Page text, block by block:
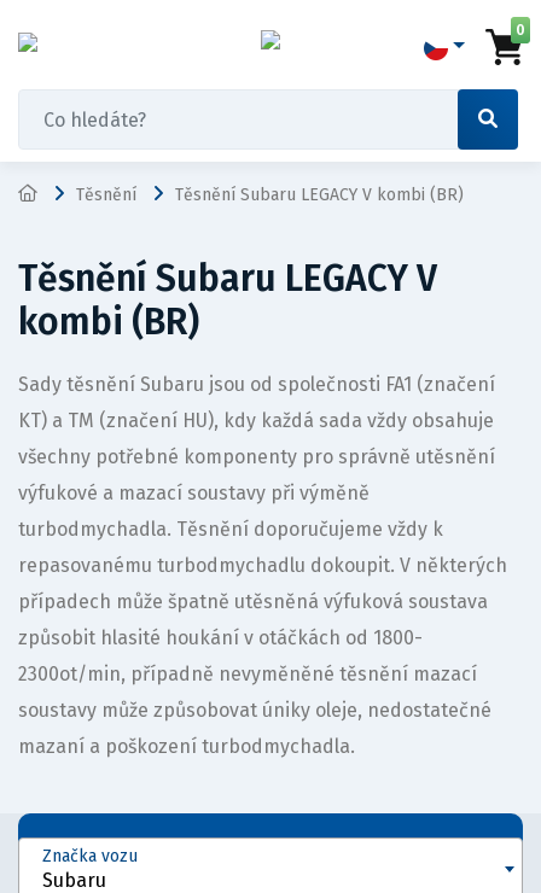
0
Těsnění Těsnění Subaru LEGACY V kombi (BR)
Těsnění Subaru LEGACY V
kombi (BR)
Sady těsnění Subaru jsou od společnosti FA1 (značení
KT) a TM (značení HU), kdy každá sada vždy obsahuje
všechny potřebné komponenty pro správně utěsnění
výfukové a mazací soustavy při výměně
turbodmychadla. Těsnění doporučujeme vždy k
repasovanému turbodmychadlu dokoupit. V některých
případech může špatně utěsněná výfuková soustava
způsobit hlasité houkání v otáčkách od 1800-
2300ot/min, případně nevyměněné těsnění mazací
soustavy může způsobovat úniky oleje, nedostatečné
mazaní a poškození turbodmychadla.
Subaru
Značka vozu